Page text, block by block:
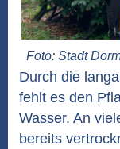
Foto: Stadt
Durch die
fehlt es den
Wasser. An
bereits